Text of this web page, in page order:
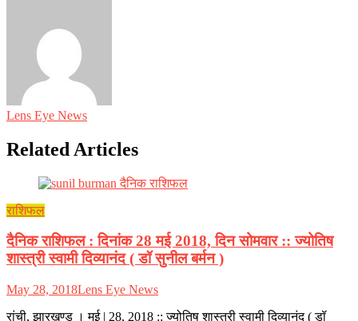
Lens Eye News
Related Articles
राशिफल
दैनिक राशिफल : दिनांक 28 मई 2018, दिन सोमवार :: ज्योतिष
शास्त्री स्वामी दिव्यानंद ( डॉ सुनील बर्मन )
May 28, 2018Lens Eye News
रांची, झारखण्ड । मई | 28, 2018 :: ज्योतिष शास्त्री स्वामी दिव्यानंद ( डॉ